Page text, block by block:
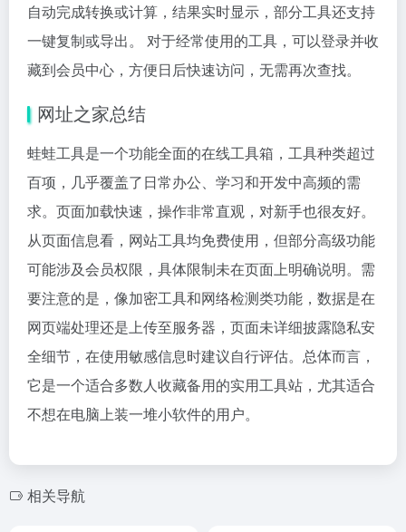
自动完成转换或计算，结果实时显示，部分工具还支持
一键复制或导出。 对于经常使用的工具，可以登录并收
藏到会员中心，方便日后快速访问，无需再次查找。
网址之家总结
蛙蛙工具是一个功能全面的在线工具箱，工具种类超过
百项，几乎覆盖了日常办公、学习和开发中高频的需
求。页面加载快速，操作非常直观，对新手也很友好。
从页面信息看，网站工具均免费使用，但部分高级功能
可能涉及会员权限，具体限制未在页面上明确说明。需
要注意的是，像加密工具和网络检测类功能，数据是在
网页端处理还是上传至服务器，页面未详细披露隐私安
全细节，在使用敏感信息时建议自行评估。总体而言，
它是一个适合多数人收藏备用的实用工具站，尤其适合
不想在电脑上装一堆小软件的用户。
相关导航